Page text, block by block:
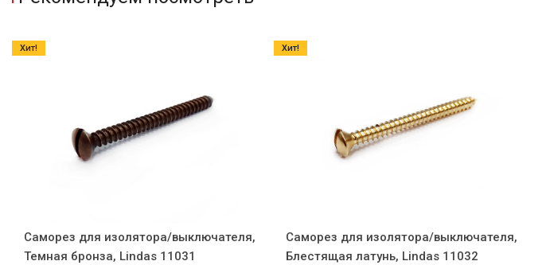
Саморез для изолятора/выключателя,
Темная бронза, Lindas 11031
Хит!
Саморез для изолятора/выключателя,
Блестящая латунь, Lindas 11032
Хит!